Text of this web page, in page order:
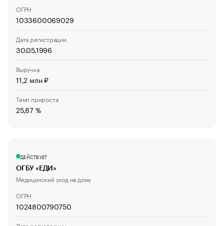
ОГРН
1033600069029
Дата регистрации
30.05.1996
Выручка
11,2 млн ₽
Темп прироста
25,87 %
ДЕЙСТВУЕТ
ОГБУ «ЕДИ»
Медицинский уход на дому
ОГРН
1024800790750